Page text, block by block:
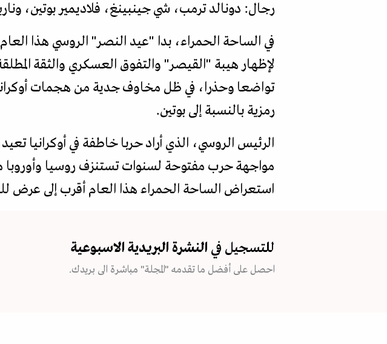
رجال: دونالد ترمب، شي جينبينغ، فلاديمير بوتين،
في الساحة الحمراء، بدا "عيد النصر" الروسي هذا
لإظهار هيبة "القيصر" والتفوق العسكري والثقة
تواضعا وحذرا، في ظل مخاوف جدية من هجمات
رمزية بالنسبة إلى بوتين.
الرئيس الروسي، الذي أراد حربا خاطفة في أوكرانيا
مواجهة حرب مفتوحة لسنوات تستنزف روسيا وأوروبا
استعراض الساحة الحمراء هذا العام أقرب إلى عرض
للتسجيل في النشرة البريدية الاسبوعية
احصل على أفضل ما تقدمه "المجلة" مباشرة الى بريدك.